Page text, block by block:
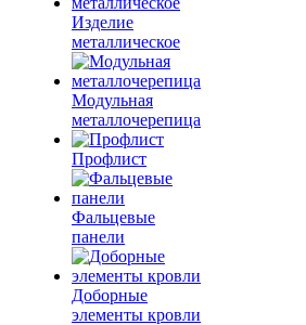
Изделие
металлическое
Модульная
металлочерепица
Профлист
Фальцевые
панели
Доборные
элементы кровли